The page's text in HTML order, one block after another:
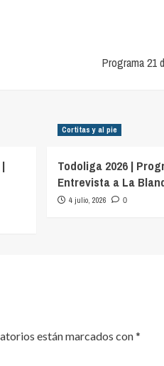
Programa 21
Cortitas y al pie
Todoliga 2026 |
Entrevista a La
4 julio, 2026 0
están marcados con*